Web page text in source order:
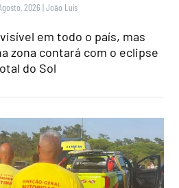
2026 |João Luís
em todo o país, mas
zona contará com o eclipse
do Sol